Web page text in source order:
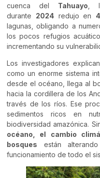
cuenca del Tahuayo ,
durante 2024redujo en
lagunas, obligando a
los pocos refugios
incrementando su
Los investigadores
como un enorme sistema
desde el océano, llega al
hacia la cordillera de los
través de los ríos. Ese
sedimentos ricos en
biodiversidad amazónica.
océano, el cambio
bosques están
funcionamiento de todo el